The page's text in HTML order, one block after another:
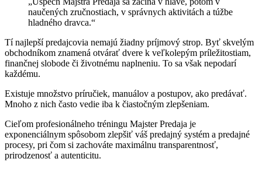
naučených zručnostiach, v správnych aktivitách a túžbe
hladného dravca.“
Tí najlepší predajcovia nemajú žiadny príjmový strop. Byť skvelým
obchodníkom znamená otvárať dvere k veľkolepým príležitostiam,
finančnej slobode či životnému naplneniu. To sa však nepodarí
každému.
Existuje množstvo príručiek, manuálov a postupov, ako predávať.
Mnoho z nich často vedie iba k čiastočným zlepšeniam.
Cieľom profesionálneho tréningu Majster Predaja je
exponenciálnym spôsobom zlepšiť váš predajný systém a predajné
procesy, pri čom si zachováte maximálnu transparentnosť,
prirodzenosť a autenticitu.